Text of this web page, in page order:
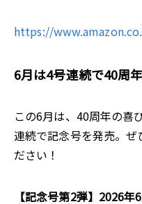
https://
6月は4号連続で40周
この6月は、40周年の喜
連続で記念号を発売。ぜ
ださい！
【記念号第2弾】2026